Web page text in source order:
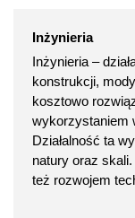
Inżynieria
Inżynieria –
konstrukcji,
kosztowo
wykorzystaniem
Działalność ta
natury oraz
też rozwojem